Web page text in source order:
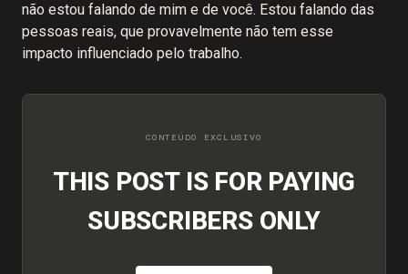
não estou falando de mim e de você. Estou falando das
pessoas reais, que provavelmente não tem esse
impacto influenciado pelo trabalho.
THIS POST IS FOR PAYING
SUBSCRIBERS ONLY